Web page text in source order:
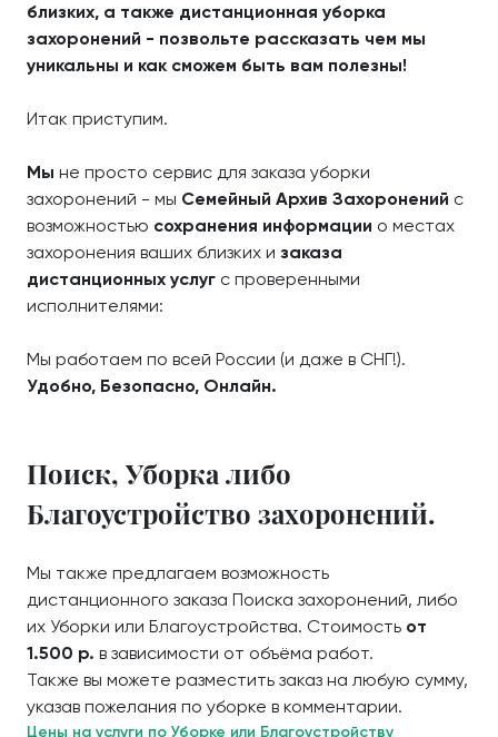
близких, а также дистанционная уборка
захоронений - позвольте рассказать чем мы
уникальны и как сможем быть вам полезны!
Итак приступим.
Мы не просто сервис для заказа уборки
захоронений - мы Семейный Архив Захоронений с
возможностью сохранения информации о местах
захоронения ваших близких и заказа
дистанционных услуг с проверенными
исполнителями:
Мы работаем по всей России (и даже в СНГ!).
Удобно, Безопасно, Онлайн.
Поиск, Уборка либо
Благоустройство захоронений.
Мы также предлагаем возможность
дистанционного заказа Поиска захоронений, либо
их Уборки или Благоустройства. Стоимость от
1.500 р. в зависимости от объёма работ.
Также вы можете разместить заказ на любую сумму,
указав пожелания по уборке в комментарии.
Цены на услуги по Уборке или Благоустройству